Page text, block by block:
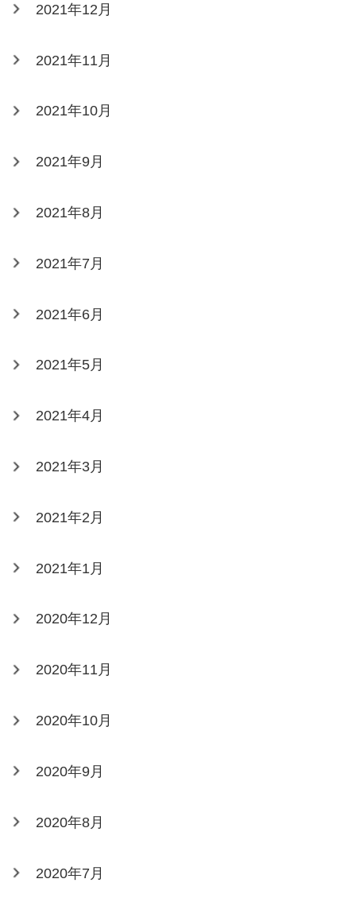
2021年12月
2021年11月
2021年10月
2021年9月
2021年8月
2021年7月
2021年6月
2021年5月
2021年4月
2021年3月
2021年2月
2021年1月
2020年12月
2020年11月
2020年10月
2020年9月
2020年8月
2020年7月